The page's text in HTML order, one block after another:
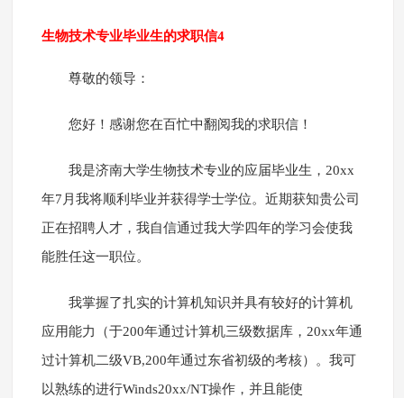
生物技术专业毕业生的求职信4
尊敬的领导：
您好！感谢您在百忙中翻阅我的求职信！
我是济南大学生物技术专业的应届毕业生，20xx
年7月我将顺利毕业并获得学士学位。近期获知贵公司
正在招聘人才，我自信通过我大学四年的学习会使我
能胜任这一职位。
我掌握了扎实的计算机知识并具有较好的计算机
应用能力（于200年通过计算机三级数据库，20xx年通
过计算机二级VB,200年通过东省初级的考核）。我可
以熟练的进行Winds20xx/NT操作，并且能使